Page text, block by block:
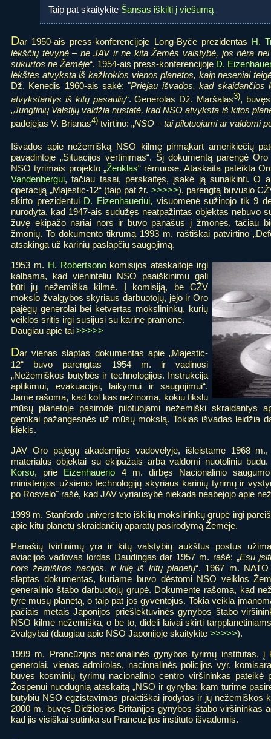
Taip pat skaitykite Šansas iškilti į viešumą
Dar 1950-ais press-konferencijoje Long-Byče prezidentas H.
lėkščių tėvynė – ne JAV ir ne kita Žemės valstybė, jos nėra
sukurtos ne Žemėje“. 1954-ais press-konferencijoje D.
lėkštės atvyksta iš kažkokios vienos planetos, kaip neseniai
Dž. Kenedis 1960-ais sakė: "Priėjau išvados, kad
atvykstantys iš kitų pasaulių“. Generolas Dž. Maršalas3),
„Jungtinių Valstijų valdžia nustatė, kad NSO atvyksta iš kitos
padėjėjas V. Brianas4) tvirtino: „NSO – tai pilotuojami ar valdomi
Išvados apie nežemišką NSO kilmę pirmąkart amerikiečių
pavadintoje „Situacijos vertinimas“. Šį dokumentą parengė
NSO tyrimais projekto „Ženklas“ rėmuose. Ataskaita pateikta
Vandenbergui, tačiau tasai, perskaitęs, įsakė ją sunaikinti. O
operaciją „Majestic-12“ (taip pat žr. >>>>>), parengtą buvusio
skirto prezidentui D. Eizenhaueriui, visuomenė sužinojo tik 9
nurodyta, kad 1947-ais sudužęs neatpažintas objektas nebuvo
žuvę ekipažo nariai nors ir buvo panašūs į žmones, tačiau
žmonių. To dokumento tikrumą 1993 m. raštiškai patvirtino
atsakinga už karinių paslapčių saugojimą.
1953 m. H. Robertsonokomisijos ataskaitoje irgi
kalbama, kad vieninteliu NSO paaiškinimu gali
būti jų nežemiška kilmė. Į komisiją, be CŽV
mokslo žvalgybos skyriaus darbuotojų, įėjo ir Oro
pajėgų generolai bei ketvertas mokslininkų, kurių
veiklos sritis irgi susijusi su karine pramone.
Daugiau apie tai >>>>>
Dar vienas slaptas dokumentas apie „Majestic-
12“ buvo parengtas 1954 m. ir vadinosi
„Nežemiškos būtybės ir technologijos. Instrukcija
aptikimui, evakuacijai, laikymui ir saugojimui“.
Jame rašoma, kad kol kas nežinoma, kokiu tikslu
mūsų planetoje pasirodė pilotuojami nežemiški skraidantys
gerokai pažangesnės už mūsų mokslą. Tokias išvadas leidžia
kiekis.
JAV Oro pajėgų akademijos vadovėlyje, išleistame 1968
materialūs objektai su ekipažais arba valdomi nuotoliniu
Korso, prie Eizenhauerio 4 m. dirbęs Nacionalinio
ministerijos užsienio technologijų skyriaus karinių tyrimų ir
po Rosvelo" rašė, kad JAV vyriausybė niekada neabejojo apie
1999 m. Stanfordo universiteto iškilių mokslininkų grupė irgi
apie kitų planetų skraidančių aparatų pasirodymą Žemėje.
Panašių tvirtinimų yra ir kitų valstybių aukštus postus
aviacijos vadovas lordas Daudingas dar 1957 m. rašė: „Esu
nors žemiškos nacijos, ir kilę iš kitų planetų“. 1967 m.
slaptas dokumentas, kuriame buvo dėstomi NSO veiklos
generalinio štabo darbuotojų grupė. Dokumente rašoma, kad
tyrė mūsų planetą, o taip pat jos gyventojus. Tokia veikla
pačiais metais Japonijos priešlėktuvinės gynybos štabo
NSO kilmė nežemiška, o be to, dideli laivai skirti
žvalgybai (daugiau apie NSO Japonijoje skaitykite >>>>>).
1999 m. Prancūzijos nacionalinės gynybos tyrimų institutas,
generolai, vienas admirolas, nacionalinės policijos vyr.
buvęs kosminių tyrimų nacionalinio centro viršininkas
Žospenui nuodugnią ataskaitą „NSO ir gynyba: kam turime
būtybių NSO egzistavimas praktiškai įrodytas ir jų nežemiškos
2000 m. buvęs Didžiosios Britanijos gynybos štabo viršininkas
kad jis visiškai sutinka su Prancūzijos instituto išvadomis.